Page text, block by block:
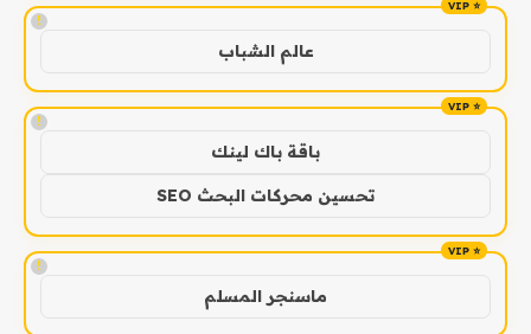
!
عالم الشباب
!
باقة باك لينك
تحسين محركات البحث SEO
!
ماسنجر المسلم